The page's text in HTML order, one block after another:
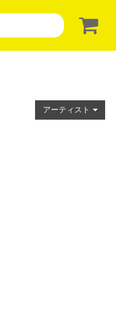
アーティスト